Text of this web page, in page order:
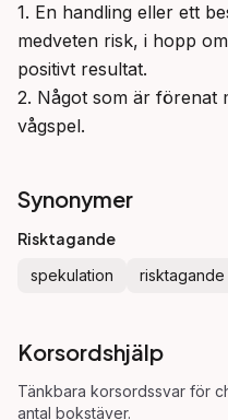
1. En handling eller ett
medveten risk, i hopp
positivt resultat.
2. Något som är förenat
vågspel.
Synonymer
Risktagande
spekulation risktagande
Korsordshjälp
Tänkbara korsordssvar för
antal bokstäver.